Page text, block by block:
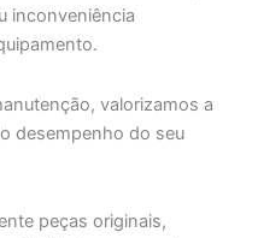
inconveniência
valorizamos a
desempenho do seu
peças originais,